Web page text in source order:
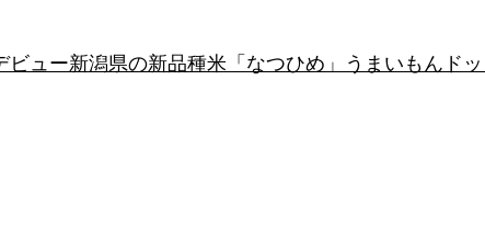
ュー新潟県の新品種米「なつひめ」うまいもんドッ